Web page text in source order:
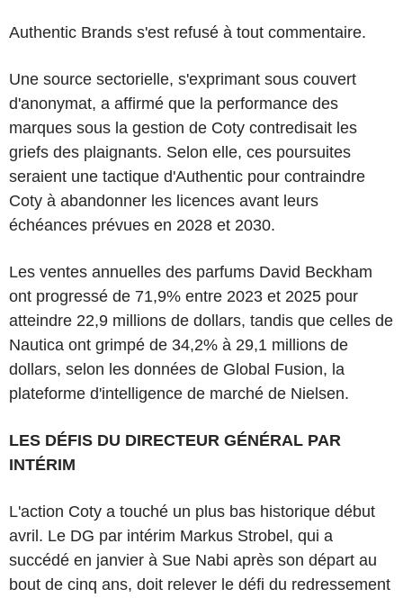
Authentic Brands s'est refusé à tout commentaire.
Une source sectorielle, s'exprimant sous couvert
d'anonymat, a affirmé que la performance des
marques sous la gestion de Coty contredisait les
griefs des plaignants. Selon elle, ces poursuites
seraient une tactique d'Authentic pour contraindre
Coty à abandonner les licences avant leurs
échéances prévues en 2028 et 2030.
Les ventes annuelles des parfums David Beckham
ont progressé de 71,9% entre 2023 et 2025 pour
atteindre 22,9 millions de dollars, tandis que celles de
Nautica ont grimpé de 34,2% à 29,1 millions de
dollars, selon les données de Global Fusion, la
plateforme d'intelligence de marché de Nielsen.
LES DÉFIS DU DIRECTEUR GÉNÉRAL PAR
INTÉRIM
L'action Coty a touché un plus bas historique début
avril. Le DG par intérim Markus Strobel, qui a
succédé en janvier à Sue Nabi après son départ au
bout de cinq ans, doit relever le défi du redressement